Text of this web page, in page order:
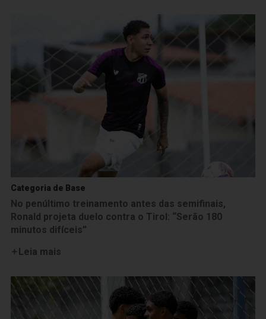
Categoria de Base
No penúltimo treinamento antes das semifinais,
Ronald projeta duelo contra o Tirol: “Serão 180
minutos difíceis”
Leia mais